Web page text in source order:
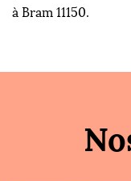
à Bram 11150.